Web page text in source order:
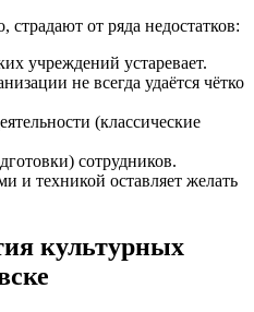
страдают от ряда недостатков:
учреждений устаревает.
не всегда удаётся чётко
(классические
сотрудников.
и техникой оставляет желать
культурных